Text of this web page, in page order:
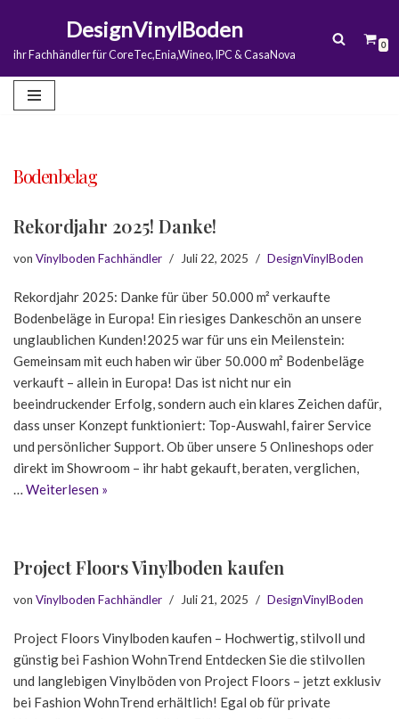
Zum
springen
DesignVinylBoden
ihr Fachhändler für CoreTec,Enia,Wineo, IPC & CasaNova
0
Bodenbelag
Rekordjahr 2025! Danke!
von Vinylboden Fachhändler Juli 22, 2025 DesignVinylBoden
Rekordjahr 2025: Danke für über 50.000 m² verkaufte
Bodenbeläge in Europa! Ein riesiges Dankeschön an unsere
unglaublichen Kunden!2025 war für uns ein Meilenstein:
Gemeinsam mit euch haben wir über 50.000 m² Bodenbeläge
verkauft – allein in Europa! Das ist nicht nur ein
beeindruckender Erfolg, sondern auch ein klares Zeichen dafür,
dass unser Konzept funktioniert: Top-Auswahl, fairer Service
und persönlicher Support. Ob über unsere 5 Onlineshops oder
direkt im Showroom – ihr habt gekauft, beraten, verglichen,
… Weiterlesen »
Project Floors Vinylboden kaufen
von Vinylboden Fachhändler Juli 21, 2025 DesignVinylBoden
Project Floors Vinylboden kaufen – Hochwertig, stilvoll und
günstig bei Fashion WohnTrend Entdecken Sie die stilvollen
und langlebigen Vinylböden von Project Floors – jetzt exklusiv
bei Fashion WohnTrend erhältlich! Egal ob für private